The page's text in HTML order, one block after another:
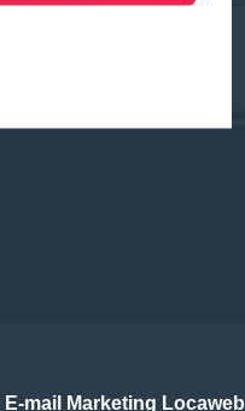
E-mail Marketing Locaweb